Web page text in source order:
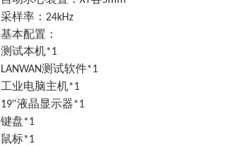
采样率： 24kHz
基本配置 ：
测试本机*1
LANWAN测试软件*1
工业电脑主机*1
19″液晶显示器*1
键盘*1
鼠标*1